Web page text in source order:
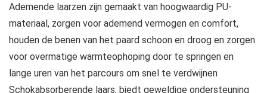
Ademende laarzen zijn gemaakt van hoogwaardig PU-
materiaal, zorgen voor ademend vermogen en comfort,
houden de benen van het paard schoon en droog en zorgen
voor overmatige warmteophoping door te springen en
lange uren van het parcours om snel te verdwijnen
Schokabsorberende laars, biedt geweldige ondersteuning